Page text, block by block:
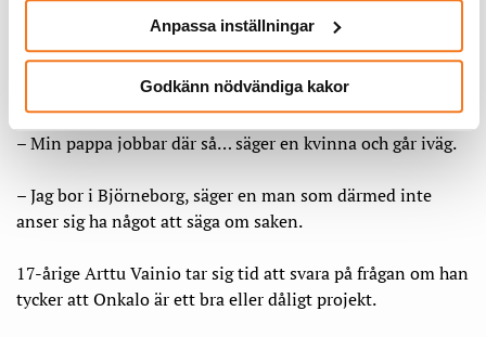
Anpassa inställningar
Godkänn nödvändiga kakor
I lunchrusningen vid köpcentret i Euraåminne är det inte
många som är intresserade av att prata om slutförvaret
som byggs knappt två mil därifrån.
– Min pappa jobbar där så… säger en kvinna och går iväg.
– Jag bor i Björneborg, säger en man som därmed inte
anser sig ha något att säga om saken.
17-årige Arttu Vainio tar sig tid att svara på frågan om han
tycker att Onkalo är ett bra eller dåligt projekt.